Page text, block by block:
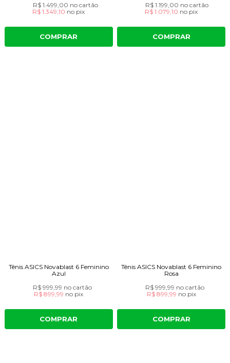
R$ 1.499,00 no cartão
R$ 1.349,10 no pix
COMPRAR
R$ 1.199,00 no cartão
R$ 1.079,10 no pix
COMPRAR
Tênis ASICS Novablast 6 Feminino
Azul
R$ 999,99 no cartão
R$ 899,99 no pix
COMPRAR
Tênis ASICS Novablast 6 Feminino
Rosa
R$ 999,99 no cartão
R$ 899,99 no pix
COMPRAR